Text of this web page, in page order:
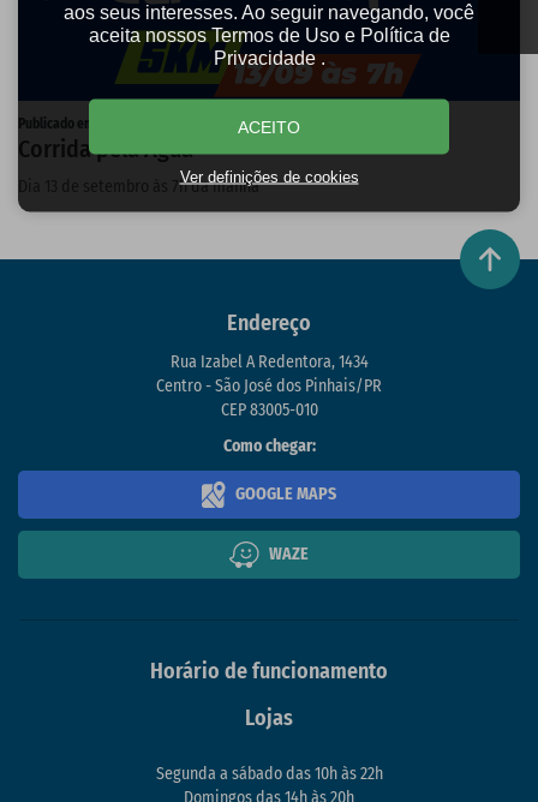
Publicado em 04/08/2026
Corrida pela Água
Dia 13 de setembro às 7h da manhã
Endereço
Rua Izabel A Redentora, 1434
Centro - São José dos Pinhais/PR
CEP 83005-010
Como chegar:
GOOGLE MAPS
WAZE
Horário de funcionamento
Lojas
Segunda a sábado das 10h às 22h
Domingos das 14h às 20h
aos seus interesses. Ao seguir navegando, você
aceita nossos Termos de Uso e Política de
Privacidade .
ACEITO
Ver definições de cookies